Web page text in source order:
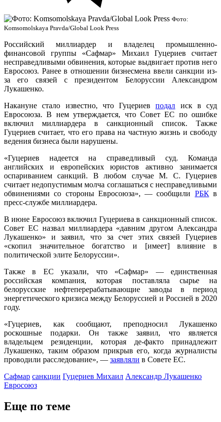
Фото:
Komsomolskaya Pravda/Global Look Press
Российский миллиардер и владелец промышленно-
финансовой группы «Сафмар» Михаил Гуцериев считает
несправедливыми обвинения, которые выдвигает против него
Евросоюз. Ранее в отношении бизнесмена ввели санкции из-
за его связей с президентом Белоруссии Александром
Лукашенко.
Накануне стало известно, что Гуцериевподал иск в суд
Евросоюза. В нем утверждается, что Совет ЕС по ошибке
включил миллиардера в санкционный список. Также
Гуцериев считает, что его права на частную жизнь и свободу
ведения бизнеса были нарушены.
«Гуцериев надеется на справедливый суд. Команда
английских и европейских юристов активно занимается
оспариванием санкций. В любом случае М. С. Гуцериев
считает недопустимым молча соглашаться с несправедливыми
обвинениями со стороны Евросоюза», — сообщили РБКв
пресс-службе миллиардера.
В июне Евросоюз включил Гуцериева в санкционный список.
Совет ЕС назвал миллиардера «давним другом Александра
Лукашенко» и заявил, что за счет этих связей Гуцериев
«скопил значительное богатство и [имеет] влияние в
политической элите Белоруссии».
Также в ЕС указали, что «Сафмар» — единственная
российская компания, которая поставляла сырье на
белорусские нефтеперерабатывающие заводы в период
энергетического кризиса между Белоруссией и Россией в 2020
году.
«Гуцериев, как сообщают, преподносил Лукашенко
роскошные подарки. Он также заявил, что является
владельцем резиденции, которая де-факто принадлежит
Лукашенко, таким образом прикрыв его, когда журналисты
проводили расследование», — заявляли в Совете ЕС.
Сафмар санкции Гуцериев Михаил Александр Лукашенко
Евросоюз
Еще по теме